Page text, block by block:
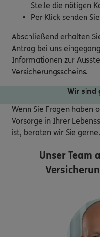
Stelle die nötigen
Per Klick senden
Abschließend erhalten
Antrag bei uns
Informationen zur
Versicherungsscheins.
Wir sind
Wenn Sie Fragen haben
Vorsorge in Ihrer
ist, beraten wir Sie gerne.
Unser Team